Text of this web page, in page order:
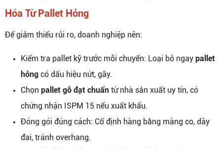
Hóa Từ Pallet Hỏng
Để giảm thiểu rủi ro, doanh nghiệp nên:
Kiểm tra pallet kỹ trước mỗi chuyến: Loại bỏ ngay pallet
hỏng có dấu hiệu nứt, gãy.
Chọn pallet gỗ đạt chuẩn từ nhà sản xuất uy tín, có
chứng nhận ISPM 15 nếu xuất khẩu.
Đóng gói đúng cách: Cố định hàng bằng màng co, dây
đai, tránh overhang.